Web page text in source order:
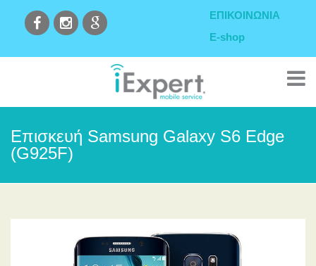
ΕΠΙΚΟΙΝΩΝΙΑ
E-shop
Επισκευή Samsung Galaxy S6 Edge
(G925F)